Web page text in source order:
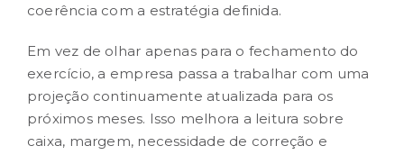
coerência com a estratégia definida.
Em vez de olhar apenas para o fechamento do
exercício, a empresa passa a trabalhar com uma
projeção continuamente atualizada para os
próximos meses. Isso melhora a leitura sobre
caixa, margem, necessidade de correção e